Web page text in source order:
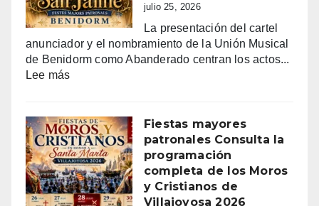
julio 25, 2026
La presentación del cartel
anunciador y el nombramiento de la Unión Musical
de Benidorm como Abanderado centran los actos...
Lee más:
con
Sant
Jaume:
un
día
grande
Fiestas mayores
patronales Consulta la
programación
completa de los Moros
y Cristianos de
Villajoyosa 2026